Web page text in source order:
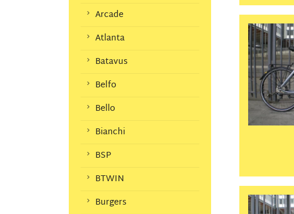
Arcade
Atlanta
Batavus
Belfo
Bello
Bianchi
BSP
BTWIN
Burgers